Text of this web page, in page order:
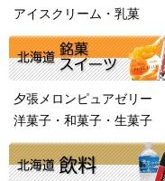
アイスクリーム・乳菓
夕張メロンピュアゼリー
洋菓子・和菓子・生菓子